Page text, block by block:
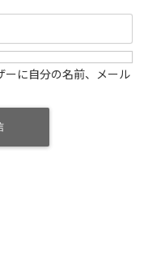
ーに自分の名前、メール